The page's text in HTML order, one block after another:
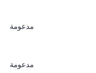
مدعومة
مدعومة